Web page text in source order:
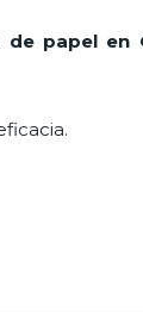
de papel en